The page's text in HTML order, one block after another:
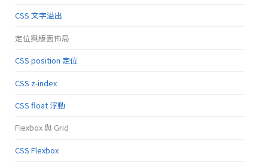
CSS 文字溢出
定位與版面佈局
CSS position 定位
CSS z-index
CSS float 浮動
Flexbox 與 Grid
CSS Flexbox